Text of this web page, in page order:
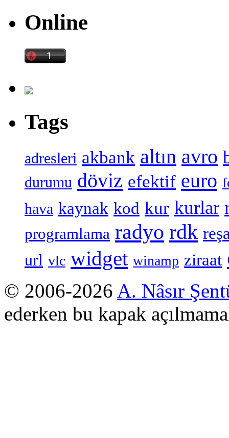
Online
Tags
adresleri akbank altın avro
durumu döviz efektif euro
hava kaynak kod kur kurlar
programlama radyo rdk
url vlc widget winamp ziraat
© 2006-2026 A. Nâsır
ederken bu kapak